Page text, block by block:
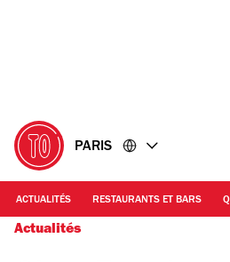
PARIS
ACTUALITÉS RESTAURANTS ET BARS
Actualités